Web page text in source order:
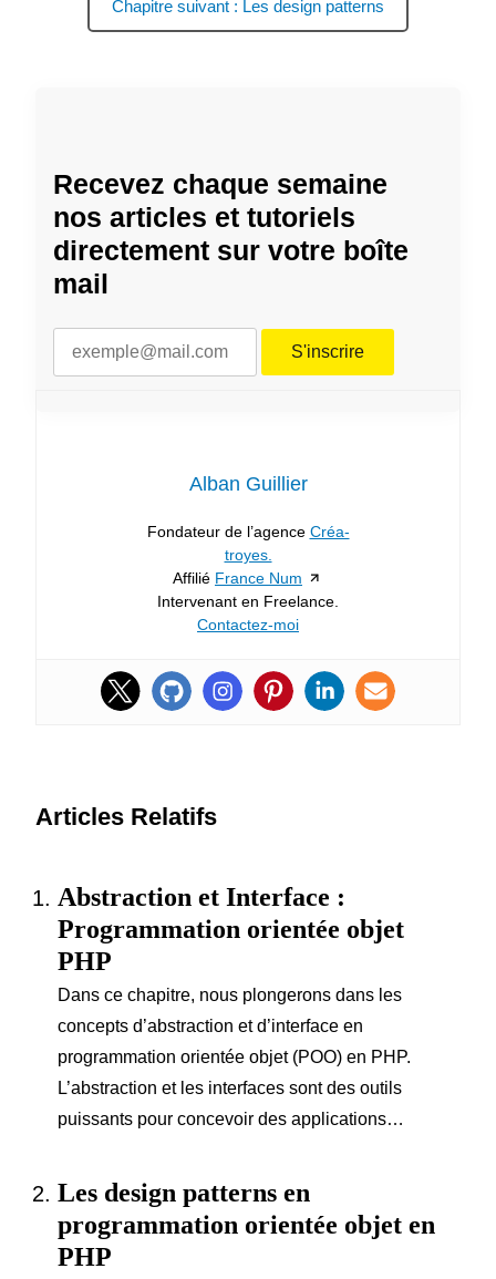
Chapitre suivant : Les design patterns
Recevez chaque semaine
nos articles et tutoriels
directement sur votre boîte
mail
Alban Guillier
Fondateur de l’agence Créa-
troyes.
Affilié France Num
Intervenant en Freelance.
Contactez-moi
Articles Relatifs
Abstraction et Interface :
Programmation orientée objet
PHP
Dans ce chapitre, nous plongerons dans les
concepts d’abstraction et d’interface en
programmation orientée objet (POO) en PHP.
L’abstraction et les interfaces sont des outils
puissants pour concevoir des applications…
Les design patterns en
programmation orientée objet en
PHP